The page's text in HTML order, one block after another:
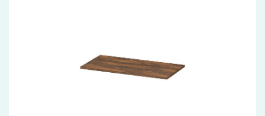
Accessoires